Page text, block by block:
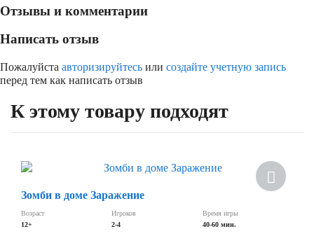
Отзывы и комментарии
Написать отзыв
Пожалуйста авторизируйтесь или создайте учетную запись
перед тем как написать отзыв
К этому товару подходят
Зомби в доме Заражение
Возраст
12+
Игроков
2-4
Время игры
40-60 мин.